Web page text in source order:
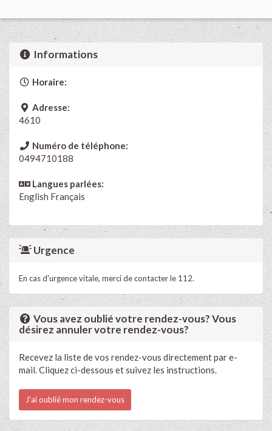
Informations
Horaire:
Adresse:
4610
Numéro de téléphone:
0494710188
Langues parlées:
English Français
Urgence
En cas d'urgence vitale, merci de contacter le 112.
Vous avez oublié votre rendez-vous? Vous
désirez annuler votre rendez-vous?
Recevez la liste de vos rendez-vous directement par e-
mail. Cliquez ci-dessous et suivez les instructions.
J'ai oublié mon rendez-vous